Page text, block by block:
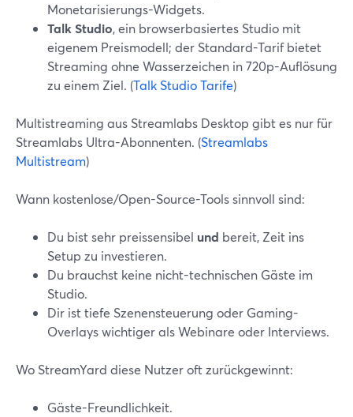
Monetarisierungs-Widgets.
Talk Studio, ein browserbasiertes Studio mit
eigenem Preismodell; der Standard-Tarif bietet
Streaming ohne Wasserzeichen in 720p-Auflösung
zu einem Ziel. (Talk Studio Tarife)
Multistreaming aus Streamlabs Desktop gibt es nur für
Streamlabs Ultra-Abonnenten. (Streamlabs
Multistream)
Wann kostenlose/Open-Source-Tools sinnvoll sind:
Du bist sehr preissensibel und bereit, Zeit ins
Setup zu investieren.
Du brauchst keine nicht-technischen Gäste im
Studio.
Dir ist tiefe Szenensteuerung oder Gaming-
Overlays wichtiger als Webinare oder Interviews.
Wo StreamYard diese Nutzer oft zurückgewinnt:
Gäste-Freundlichkeit.